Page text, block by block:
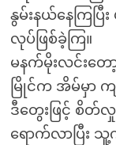
နွမ်းနယ်နေကြပ
လုပ်ဖြစ်ခဲ့ကြ။
မနက်မိုးလင်းတ
မြိုင်က အိမ်မှာ
ဒီတွေးဖြင့် စိတ်
ရောက်လာပြီး